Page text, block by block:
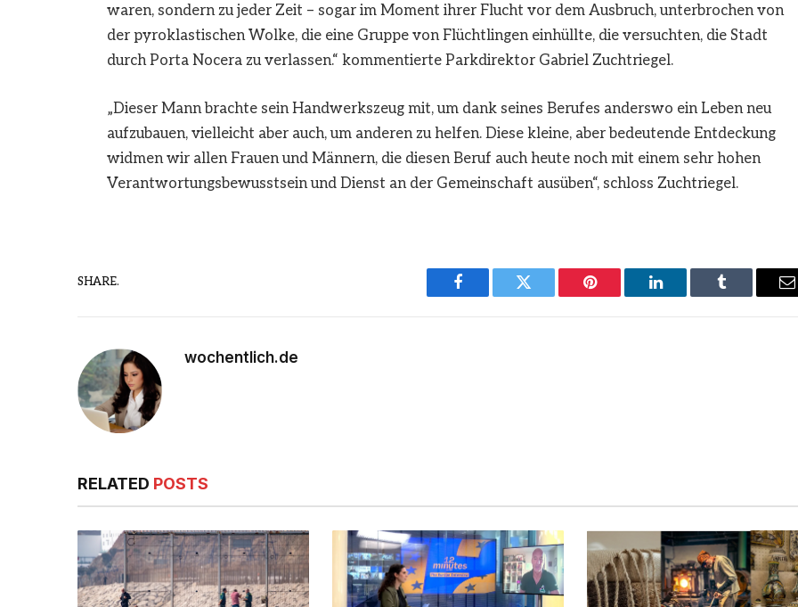
waren, sondern zu jeder Zeit – sogar im Moment ihrer Flucht vor dem Ausbruch, unterbrochen von
der pyroklastischen Wolke, die eine Gruppe von Flüchtlingen einhüllte, die versuchten, die Stadt
durch Porta Nocera zu verlassen.“ kommentierte Parkdirektor Gabriel Zuchtriegel.
„Dieser Mann brachte sein Handwerkszeug mit, um dank seines Berufes anderswo ein Leben neu
aufzubauen, vielleicht aber auch, um anderen zu helfen. Diese kleine, aber bedeutende Entdeckung
widmen wir allen Frauen und Männern, die diesen Beruf auch heute noch mit einem sehr hohen
Verantwortungsbewusstsein und Dienst an der Gemeinschaft ausüben“, schloss Zuchtriegel.
SHARE.
Facebook Twitter Pinterest LinkedIn Tumblr
wochentlich.de
RELATED POSTS